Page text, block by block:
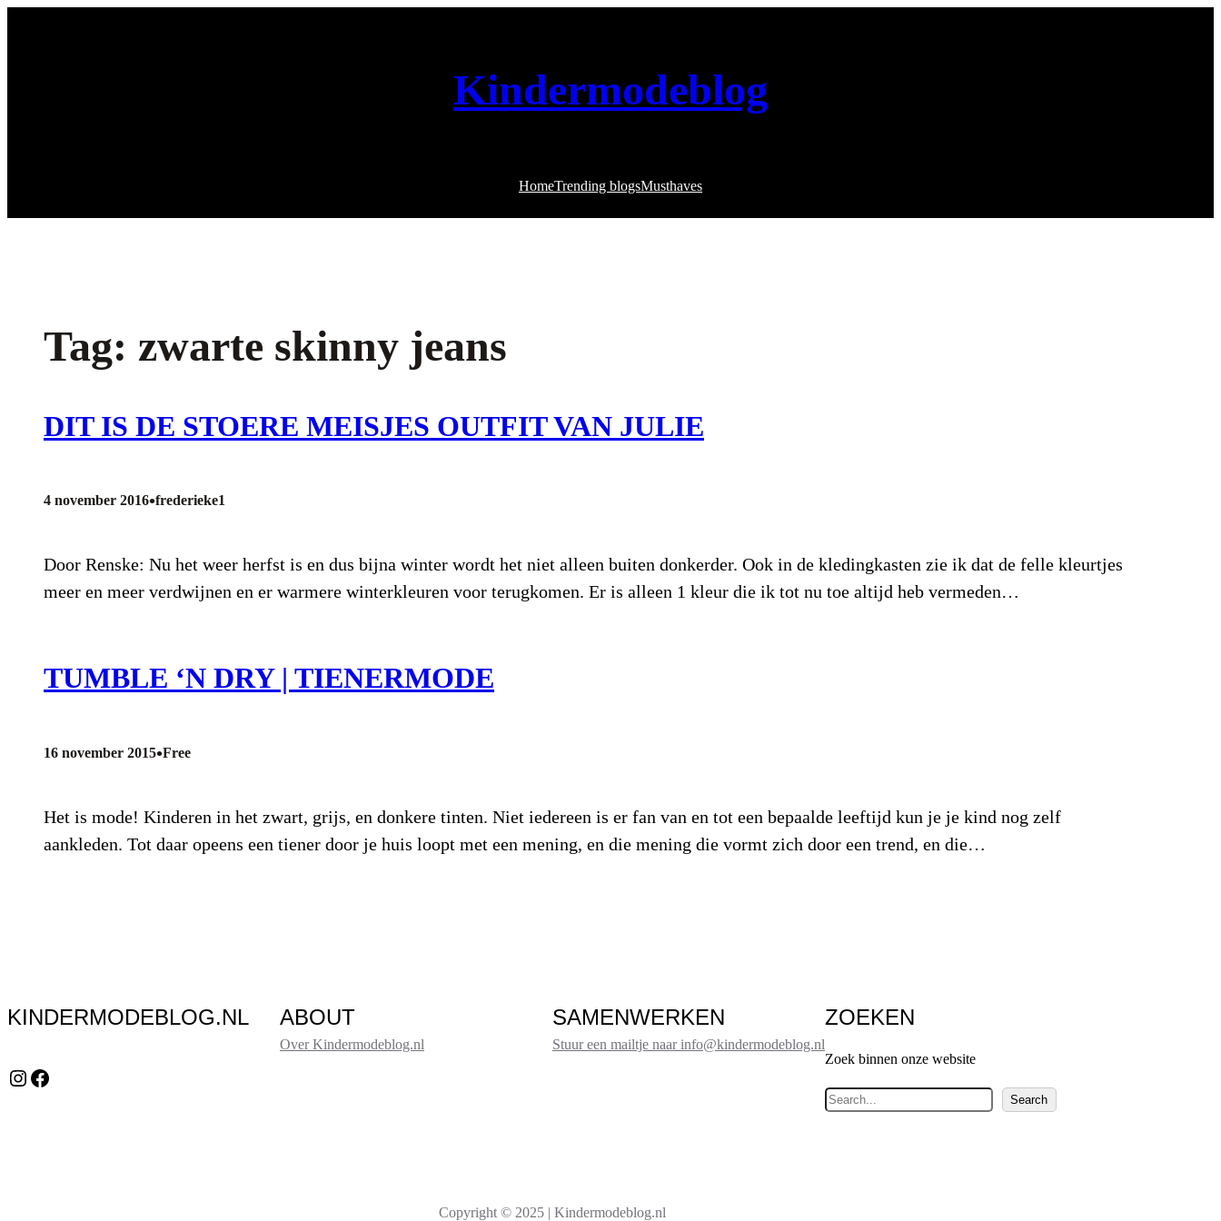
Kindermodeblog
HomeTrending blogsMusthaves
Tag: zwarte skinny jeans
DIT IS DE STOERE MEISJES OUTFIT VAN JULIE
4 november 2016•frederieke1
Door Renske: Nu het weer herfst is en dus bijna winter wordt het niet alleen buiten donkerder. Ook in de kledingkasten zie ik dat de felle kleurtjes
meer en meer verdwijnen en er warmere winterkleuren voor terugkomen. Er is alleen 1 kleur die ik tot nu toe altijd heb vermeden…
TUMBLE ‘N DRY | TIENERMODE
16 november 2015•Free
Het is mode! Kinderen in het zwart, grijs, en donkere tinten. Niet iedereen is er fan van en tot een bepaalde leeftijd kun je je kind nog zelf
aankleden. Tot daar opeens een tiener door je huis loopt met een mening, en die mening die vormt zich door een trend, en die…
KINDERMODEBLOG.NL
Instagram Facebook
ABOUT
Over Kindermodeblog.nl
SAMENWERKEN
Stuur een mailtje naar info@kindermodeblog.nl
ZOEKEN
Zoek binnen onze website
Z
Search
Copyright © 2025 | Kindermodeblog.nl